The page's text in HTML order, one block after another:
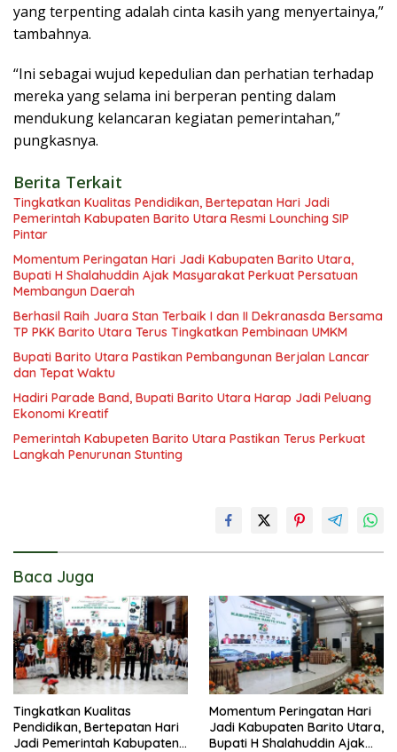
yang terpenting adalah cinta kasih yang menyertainya,”
tambahnya.
“Ini sebagai wujud kepedulian dan perhatian terhadap
mereka yang selama ini berperan penting dalam
mendukung kelancaran kegiatan pemerintahan,”
pungkasnya.
Berita Terkait
Tingkatkan Kualitas Pendidikan, Bertepatan Hari Jadi
Pemerintah Kabupaten Barito Utara Resmi Lounching SIP
Pintar
Momentum Peringatan Hari Jadi Kabupaten Barito Utara,
Bupati H Shalahuddin Ajak Masyarakat Perkuat Persatuan
Membangun Daerah
Berhasil Raih Juara Stan Terbaik I dan II Dekranasda Bersama
TP PKK Barito Utara Terus Tingkatkan Pembinaan UMKM
Bupati Barito Utara Pastikan Pembangunan Berjalan Lancar
dan Tepat Waktu
Hadiri Parade Band, Bupati Barito Utara Harap Jadi Peluang
Ekonomi Kreatif
Pemerintah Kabupeten Barito Utara Pastikan Terus Perkuat
Langkah Penurunan Stunting
Baca Juga
Tingkatkan Kualitas
Pendidikan, Bertepatan Hari
Jadi Pemerintah Kabupaten
Momentum Peringatan Hari
Jadi Kabupaten Barito Utara,
Bupati H Shalahuddin Ajak